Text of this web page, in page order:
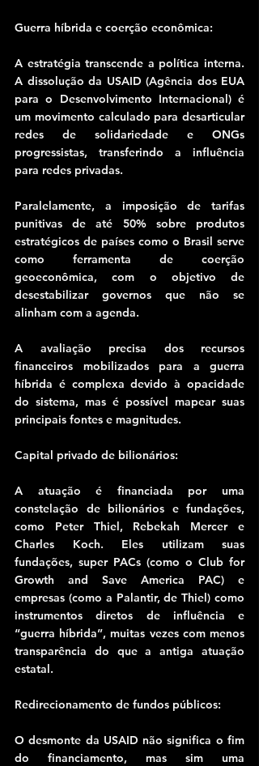
Guerra híbrida e coerção econômica:
A estratégia transcende a política interna.
A dissolução da USAID (Agência dos EUA
para o Desenvolvimento Internacional) é
um movimento calculado para desarticular
redes de solidariedade e ONGs
progressistas, transferindo a influência
para redes privadas.
Paralelamente, a imposição de tarifas
punitivas de até 50% sobre produtos
estratégicos de países como o Brasil serve
como ferramenta de coerção
geoeconômica, com o objetivo de
desestabilizar governos que não se
alinham com a agenda.
A avaliação precisa dos recursos
financeiros mobilizados para a guerra
híbrida é complexa devido à opacidade
do sistema, mas é possível mapear suas
principais fontes e magnitudes.
Capital privado de bilionários:
A atuação é financiada por uma
constelação de bilionários e fundações,
como Peter Thiel, Rebekah Mercer e
Charles Koch. Eles utilizam suas
fundações, super PACs (como o Club for
Growth and Save America PAC) e
empresas (como a Palantir, de Thiel) como
instrumentos diretos de influência e
“guerra híbrida”, muitas vezes com menos
transparência do que a antiga atuação
estatal.
Redirecionamento de fundos públicos:
O desmonte da USAID não significa o fim
do financiamento, mas sim uma